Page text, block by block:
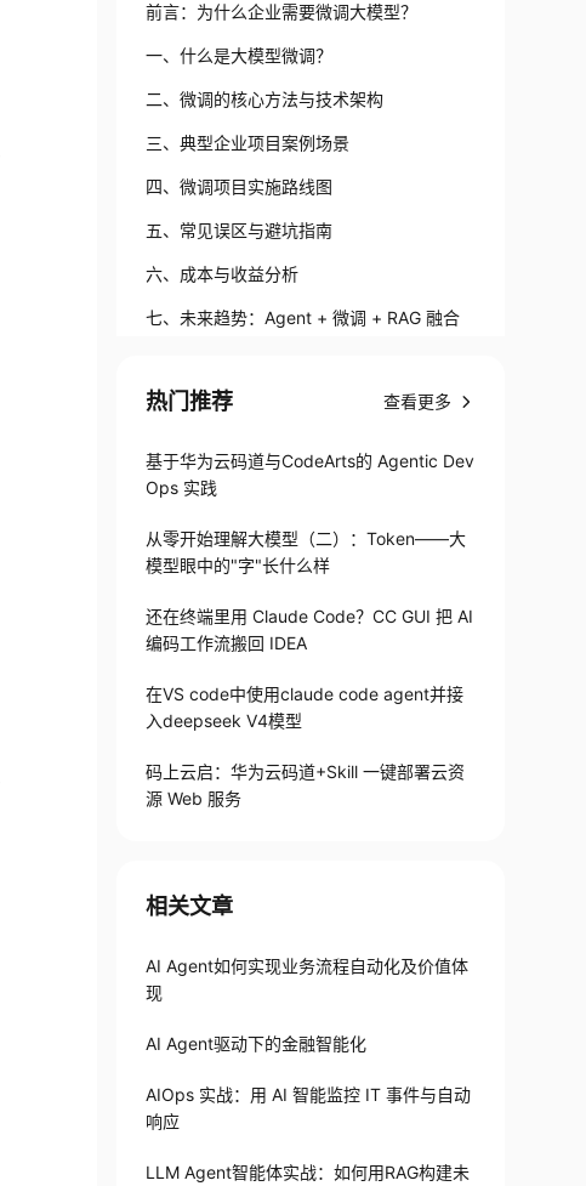
前言：为什么企业需要微调大模型？
一、什么是大模型微调？
二、微调的核心方法与技术架构
三、典型企业项目案例场景
四、微调项目实施路线图
五、常见误区与避坑指南
六、成本与收益分析
七、未来趋势：Agent + 微调 + RAG 融合
热门推荐 查看更多
基于华为云码道与CodeArts的 Agentic Dev
Ops 实践
从零开始理解大模型（二）：Token——大
模型眼中的"字"长什么样
还在终端里用 Claude Code？CC GUI 把 AI
编码工作流搬回 IDEA
在VS code中使用claude code agent并接
入deepseek V4模型
码上云启：华为云码道+Skill 一键部署云资
源 Web 服务
相关文章
AI Agent如何实现业务流程自动化及价值体
现
AI Agent驱动下的金融智能化
AIOps 实战：用 AI 智能监控 IT 事件与自动
响应
LLM Agent智能体实战：如何用RAG构建未